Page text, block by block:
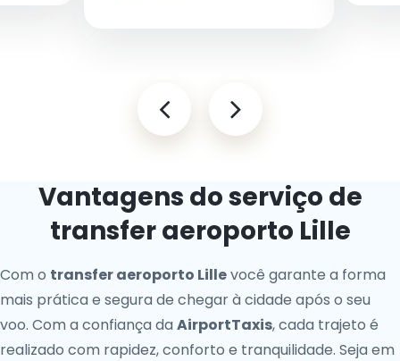
Vantagens do serviço de
transfer aeroporto Lille
Com o transfer aeroporto Lillevocê garante a forma
mais prática e segura de chegar à cidade após o seu
voo. Com a confiança da AirportTaxis, cada trajeto é
realizado com rapidez, conforto e tranquilidade. Seja em